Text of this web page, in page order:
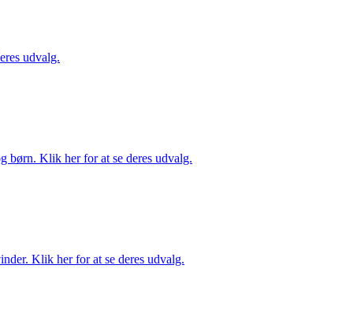
udvalg.
børn. Klik her for at se deres udvalg.
Klik her for at se deres udvalg.